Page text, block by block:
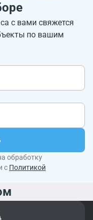
с вами свяжется
по вашим
обработку
с Политикой